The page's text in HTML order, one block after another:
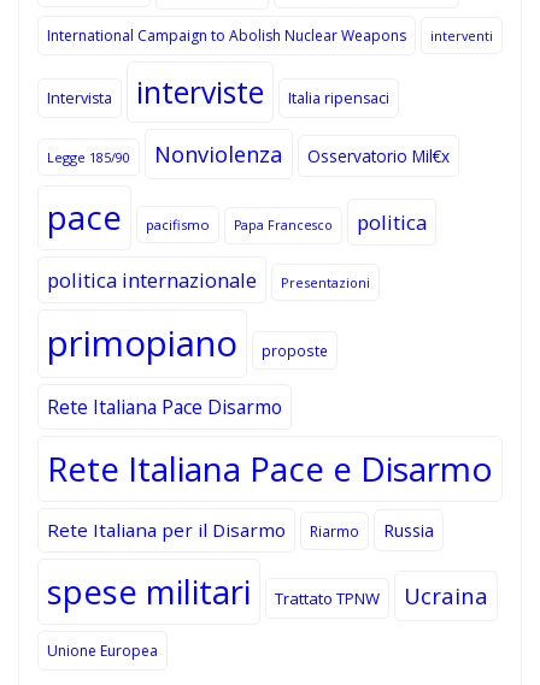
International Campaign to Abolish Nuclear Weapons interventi
Intervista interviste Italia ripensaci
Legge 185/90 Nonviolenza Osservatorio Mil€x
pace pacifismo Papa Francesco politica
politica internazionale Presentazioni
primopiano proposte
Rete Italiana Pace Disarmo
Rete Italiana Pace e Disarmo
Rete Italiana per il Disarmo Riarmo Russia
spese militari Trattato TPNW Ucraina
Unione Europea